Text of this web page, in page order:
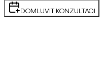
DOMLUVIT KONZULTACI